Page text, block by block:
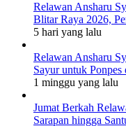
Relawan Ansharu
Blitar Raya 2026,
5 hari yang lalu
Relawan Ansharu
Sayur untuk Ponpes
1 minggu yang lalu
Jumat Berkah
Sarapan hingga